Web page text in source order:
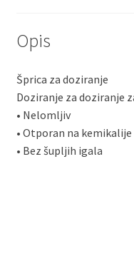
Opis
Šprica za doziranje
Doziranje za doziranje
• Nelomljiv
• Otporan na kemikalije
• Bez šupljih igala